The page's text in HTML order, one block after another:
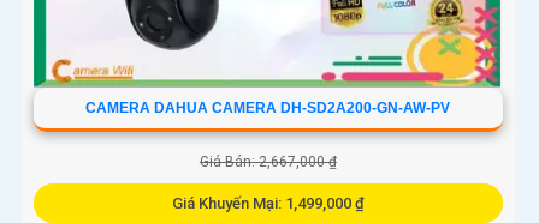
CAMERA DAHUA CAMERA DH-SD2A200-GN-AW-PV
Giá Bán: 2,667,000 ₫
Giá Khuyến Mại: 1,499,000 ₫